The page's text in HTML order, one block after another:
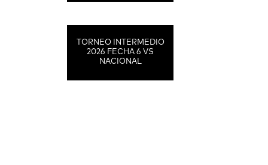
TORNEO INTERMEDIO
2026 FECHA 6 VS
NACIONAL